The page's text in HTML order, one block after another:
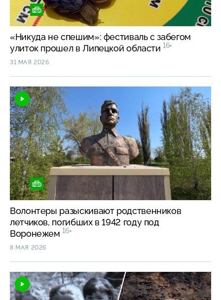
«Никуда не спешим»: фестиваль с забегом
улиток прошел в Липецкой области 16+
31 МАЯ 2026
Волонтеры разыскивают родственников
летчиков, погибших в 1942 году под
Воронежем 16+
8 МАЯ 2026